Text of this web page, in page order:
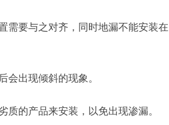
需要与之对齐，同时地漏不能安装在
会出现倾斜的现象。
的产品来安装，以免出现渗漏。